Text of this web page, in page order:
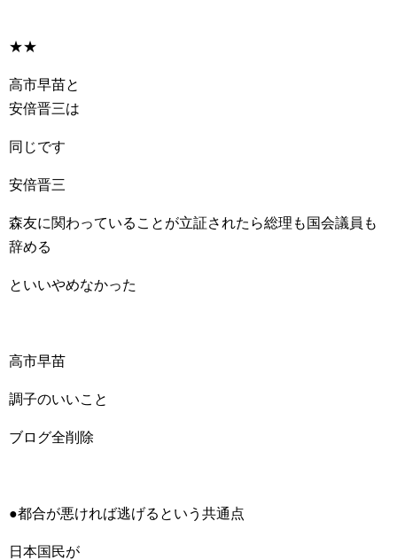
★★
高市早苗と
安倍晋三は
同じです
安倍晋三
森友に関わっていることが立証されたら総理も国会議員も
辞める
といいやめなかった
高市早苗
調子のいいこと
ブログ全削除
●都合が悪ければ逃げるという共通点
日本国民が